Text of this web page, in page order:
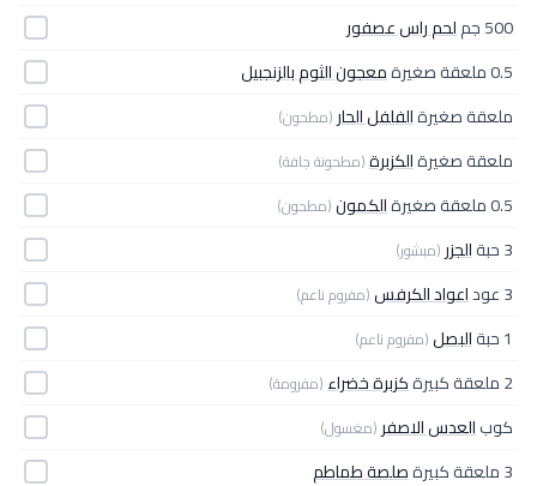
500 جم
لحم راس عصفور
0.5 ملعقة صغيرة
معجون الثوم بالزنجبيل
ملعقة صغيرةالفلفل الحار (مطحون)
ملعقة صغيرةالكزبرة(مطحونة جافة)
0.5 ملعقة صغيرة الكمون(مطحون)
3 حبة الجزر (مبشور)
3 عود اعواد الكرفس(مفروم ناعم)
1 حبة البصل(مفروم ناعم)
2 ملعقة كبيرة كزبرة خضراء(مفرومة)
كوبالعدس الاصفر (مغسول)
3 ملعقة كبيرة
صلصة طماطم